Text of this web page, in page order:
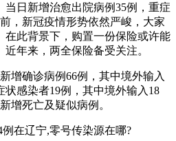
当日新增治愈出院病例35例，重症
，新冠疫情形势依然严峻，大家
在此背景下，购置一份保险或许能
年来，两全保险备受关注。
增确诊病例66例，其中境外输入
状感染者19例，其中境外输入18
增死亡及疑似病例。
在辽宁,零号传染源在哪?